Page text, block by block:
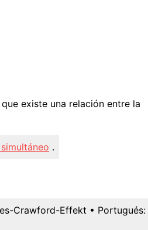
existe una relación entre la
.
Crawford-Effekt • Portugués: